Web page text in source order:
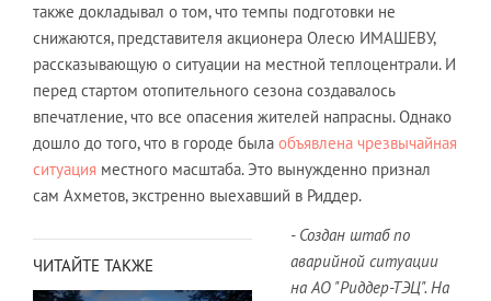
также докладывал о том, что темпы подготовки не
снижаются, представителя акционера Олесю ИМАШЕВУ,
рассказывающую о ситуации на местной теплоцентрали. И
перед стартом отопительного сезона создавалось
впечатление, что все опасения жителей напрасны. Однако
дошло до того, что в городе была объявлена чрезвычайная
ситуация местного масштаба. Это вынужденно признал
сам Ахметов, экстренно выехавший в Риддер.
ЧИТАЙТЕ ТАКЖЕ
- Создан штаб по
аварийной ситуации
на АО "Риддер-ТЭЦ". На